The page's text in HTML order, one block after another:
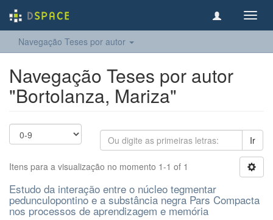
Navegação Teses por autor
Navegação Teses por autor
"Bortolanza, Mariza"
Ir
Itens para a visualização no momento 1-1 of 1
Estudo da interação entre o núcleo tegmentar
pedunculopontino e a substância negra Pars Compacta
nos processos de aprendizagem e memória